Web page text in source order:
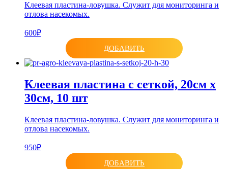
Клеевая пластина-ловушка. Служит для мониторинга и
отлова насекомых.
600₽
ДОБАВИТЬ
Клеевая пластина с сеткой, 20см х
30см, 10 шт
Клеевая пластина-ловушка. Служит для мониторинга и
отлова насекомых.
950₽
ДОБАВИТЬ